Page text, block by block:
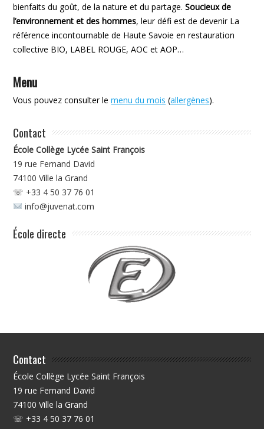
bienfaits du goût, de la nature et du partage.Soucieux de
l’environnement et des hommes, leur défi est de devenir La
référence incontournable de Haute Savoie en restauration
collective BIO, LABEL ROUGE, AOC et AOP…
Menu
Vous pouvez consulter lemenu du mois (allergènes).
Contact
École Collège Lycée Saint François
19 rue Fernand David
74100 Ville la Grand
☏ +33 4 50 37 76 01
info@juvenat.com
École directe
Contact
École Collège Lycée Saint François
19 rue Fernand David
74100 Ville la Grand
☏ +33 4 50 37 76 01